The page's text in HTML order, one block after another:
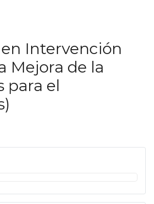
Intervención
Mejora de la
para el